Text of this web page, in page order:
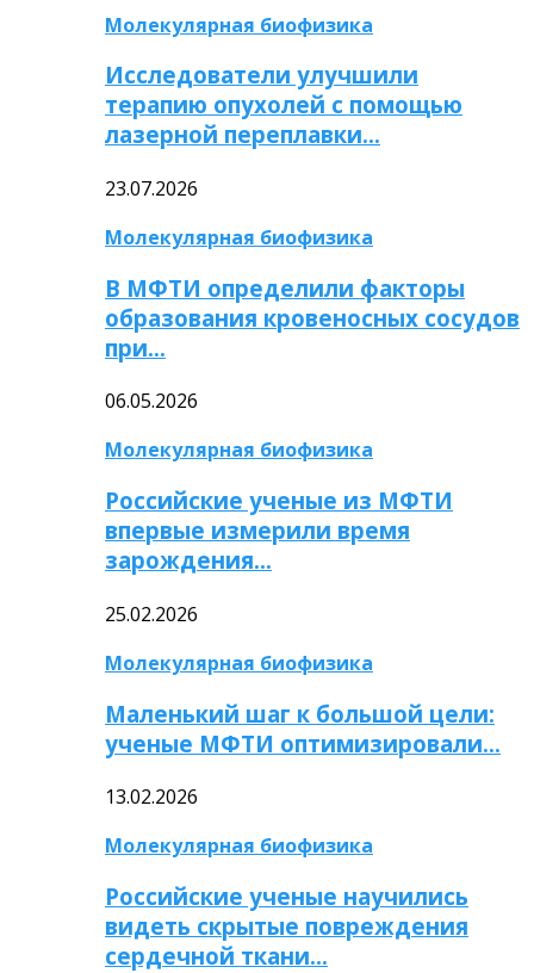
Молекулярная биофизика
Исследователи улучшили
терапию опухолей с помощью
лазерной переплавки…
23.07.2026
Молекулярная биофизика
В МФТИ определили факторы
образования кровеносных сосудов
при…
06.05.2026
Молекулярная биофизика
Российские ученые из МФТИ
впервые измерили время
зарождения…
25.02.2026
Молекулярная биофизика
Маленький шаг к большой цели:
ученые МФТИ оптимизировали…
13.02.2026
Молекулярная биофизика
Российские ученые научились
видеть скрытые повреждения
сердечной ткани…